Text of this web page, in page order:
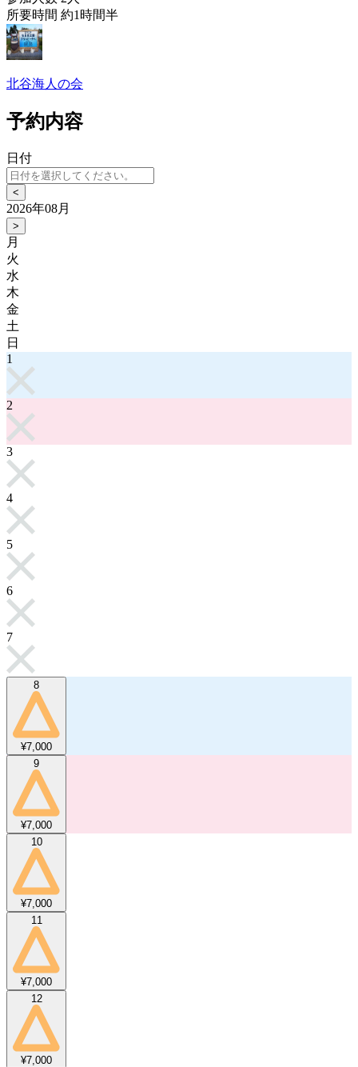
所要時間 約1時間半
北谷海人の会
予約内容
日付
<
2026年08月
>
月
火
水
木
金
土
日
1
2
3
4
5
6
7
8
¥7,000
9
¥7,000
10
¥7,000
11
¥7,000
12
¥7,000